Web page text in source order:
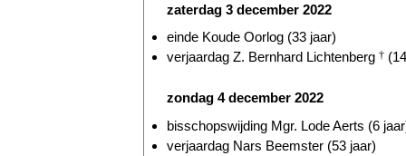
zaterdag 3 december 2022
einde Koude Oorlog (33 jaar)
verjaardag Z. Bernhard Lichtenberg †
zondag 4 december 2022
bisschopswijding Mgr. Lode Aerts (6
verjaardag Nars Beemster (53 jaar)